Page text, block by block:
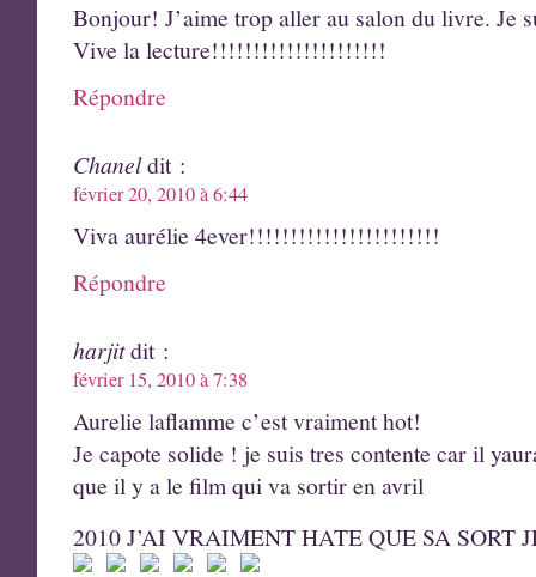
Bonjour! J’aime trop aller au salon du livre. Je
Vive la lecture!!!!!!!!!!!!!!!!!!!!!
Répondre
Chaneldit :
février 20, 2010 à 6:44
Viva aurélie 4ever!!!!!!!!!!!!!!!!!!!!!!!
Répondre
harjitdit :
février 15, 2010 à 7:38
Aurelie laflamme c’est vraiment hot!
Je capote solide ! je suis tres contente car il
que il y a le film qui va sortir en avril
2010 J’AI VRAIMENT HATE QUE SA SORT